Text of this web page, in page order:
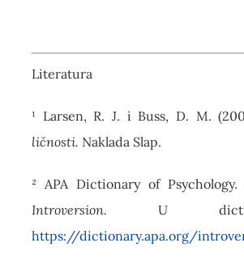
Literatura
¹ Larsen, R. J. i Buss, D. M.
ličnosti. Naklada Slap.
² APA Dictionary of Psychology.
Introversion. U
https://dictionary.apa.org/